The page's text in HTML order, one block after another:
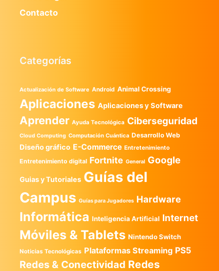
Contacto
Categorías
Actualización de Software Android Animal Crossing
Aplicaciones Aplicaciones y Software
Aprender Ayuda Tecnológica Ciberseguridad
Cloud Computing Computación Cuántica Desarrollo Web
Diseño gráfico E-Commerce Entretenimiento
Entretenimiento digital Fortnite General Google
Guias y Tutoriales Guías del
Campus Guías para Jugadores Hardware
Informática Inteligencia Artificial Internet
Móviles & Tablets Nintendo Switch
Noticias Tecnológicas Plataformas Streaming PS5
Redes & Conectividad Redes